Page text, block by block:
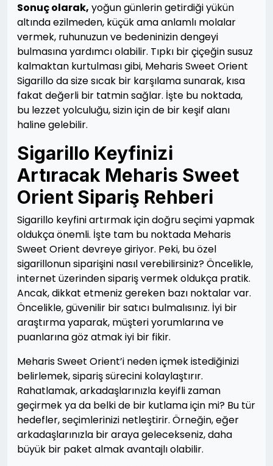
Sonuç olarak, yoğun günlerin getirdiği yükün
altında ezilmeden, küçük ama anlamlı molalar
vermek, ruhunuzun ve bedeninizin dengeyi
bulmasına yardımcı olabilir. Tıpkı bir çiçeğin susuz
kalmaktan kurtulması gibi, Meharis Sweet Orient
Sigarillo da size sıcak bir karşılama sunarak, kısa
fakat değerli bir tatmin sağlar. İşte bu noktada,
bu lezzet yolculuğu, sizin için de bir keşif alanı
haline gelebilir.
Sigarillo Keyfinizi
Artıracak Meharis Sweet
Orient Sipariş Rehberi
Sigarillo keyfini artırmak için doğru seçimi yapmak
oldukça önemli. İşte tam bu noktada Meharis
Sweet Orient devreye giriyor. Peki, bu özel
sigarillonun siparişini nasıl verebilirsiniz? Öncelikle,
internet üzerinden sipariş vermek oldukça pratik.
Ancak, dikkat etmeniz gereken bazı noktalar var.
Öncelikle, güvenilir bir satıcı bulmalısınız. İyi bir
araştırma yaparak, müşteri yorumlarına ve
puanlarına göz atmak iyi bir fikir.
Meharis Sweet Orient’i neden içmek istediğinizi
belirlemek, sipariş sürecini kolaylaştırır.
Rahatlamak, arkadaşlarınızla keyifli zaman
geçirmek ya da belki de bir kutlama için mi? Bu tür
hedefler, seçimlerinizi netleştirir. Örneğin, eğer
arkadaşlarınızla bir araya gelecekseniz, daha
büyük bir paket almak avantajlı olabilir.